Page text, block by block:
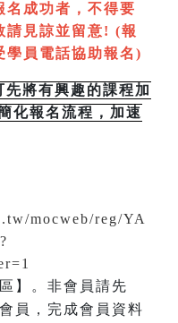
名成功者，不得要
請見諒並留意! (報
學員電話協助報名)
先將有興趣的課程加
化報名流程，加速
mocweb/reg/YA
】。非會員請先
員，完成會員資料